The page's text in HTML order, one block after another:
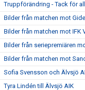
Truppförändring - Tack för
Bilder från matchen mot
Bilder från matchen mot IFK
Bilder från seriepremiären
Bilder från matchen mot
Sofia Svensson och Älvsjö
Tyra Lindén till Älvsjö AIK